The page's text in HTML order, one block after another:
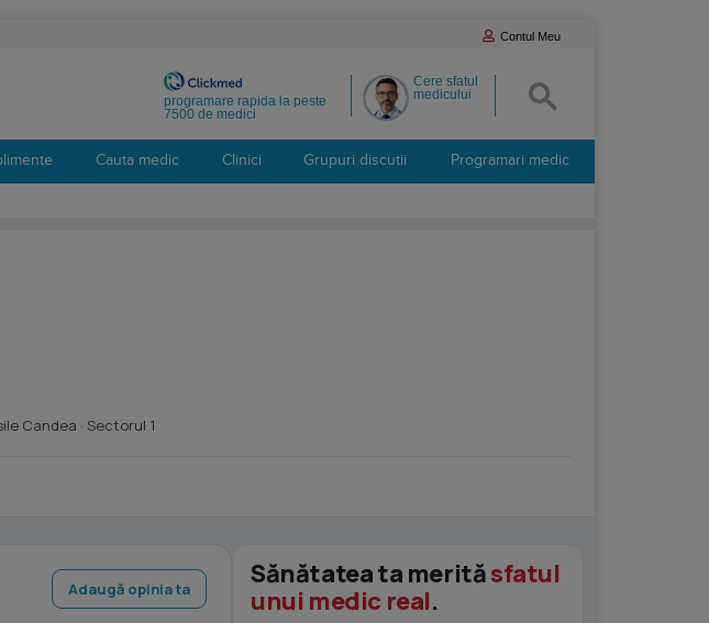
Contul Meu
Cere sfatul
medicului
programare rapida la peste
7500 de medici
Cauta medic Clinici Grupuri discutii Programari medic
Candea · Sectorul 1
Adaugă opinia ta Sănătatea ta merităsfatul
unui medic real.